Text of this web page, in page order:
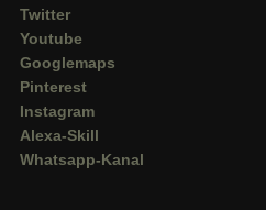
Twitter
Youtube
Googlemaps
Pinterest
Instagram
Alexa-Skill
Whatsapp-Kanal